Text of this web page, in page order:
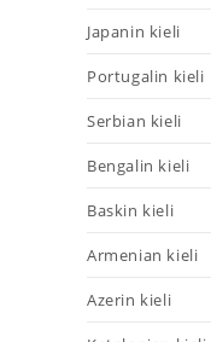
Japanin kieli
Portugalin kieli
Serbian kieli
Bengalin kieli
Baskin kieli
Armenian kieli
Azerin kieli